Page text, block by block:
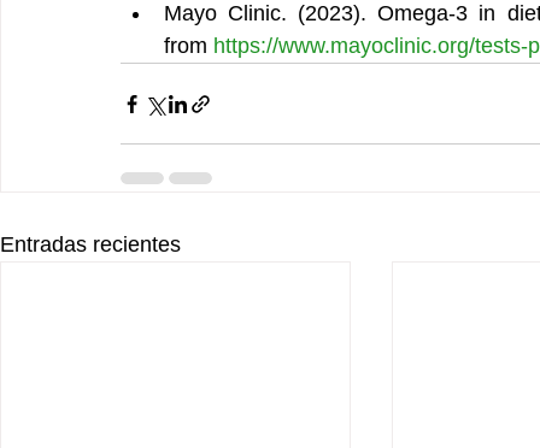
Mayo Clinic. (2023). Omega-3 in
from https://www.mayoclinic.org/
Entradas recientes